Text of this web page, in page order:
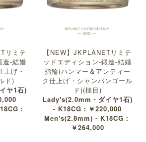
リミテ
造-結婚
げ・
ド)
ヤ1石)
：
【NEW】JKPLANETリミテ
ッドエディション-鍛造-結婚
指輪(ハンマー＆アンティー
ク仕上げ・シャンパンゴール
ド)(槌目)
Lady's(2.0mm・ダイヤ1石)
- K18CG：￥220,000
Men's(2.8mm) - K18CG：
￥264,000